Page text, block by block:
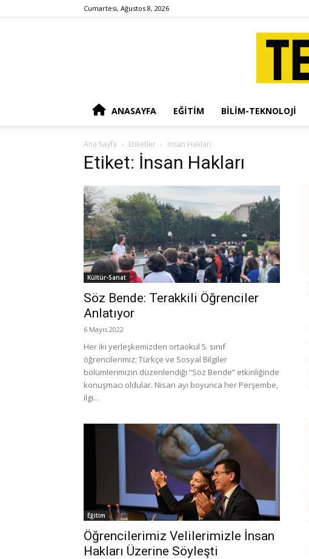
Cumartesi, Ağustos 8, 2026
ANASAYFA EĞITIM BILIM-TEKNOLOJI
Ana Sayfa Etiketler İnsan Hakları
Etiket: İnsan Hakları
Kültür-Sanat
Söz Bende: Terakkili Öğrenciler
Anlatıyor
6 Mayıs 2022
Her iki yerleşkemizden ortaokul 5. sınıf
öğrencilerimiz; Türkçe ve Sosyal Bilgiler
bölümlerimizin düzenlendiği “Söz Bende” etkinliğinde
konuşmacı oldular. Nisan ayı boyunca her Perşembe,
ilgi...
Eğitim
Öğrencilerimiz Velilerimizle İnsan
Hakları Üzerine Söyleşti